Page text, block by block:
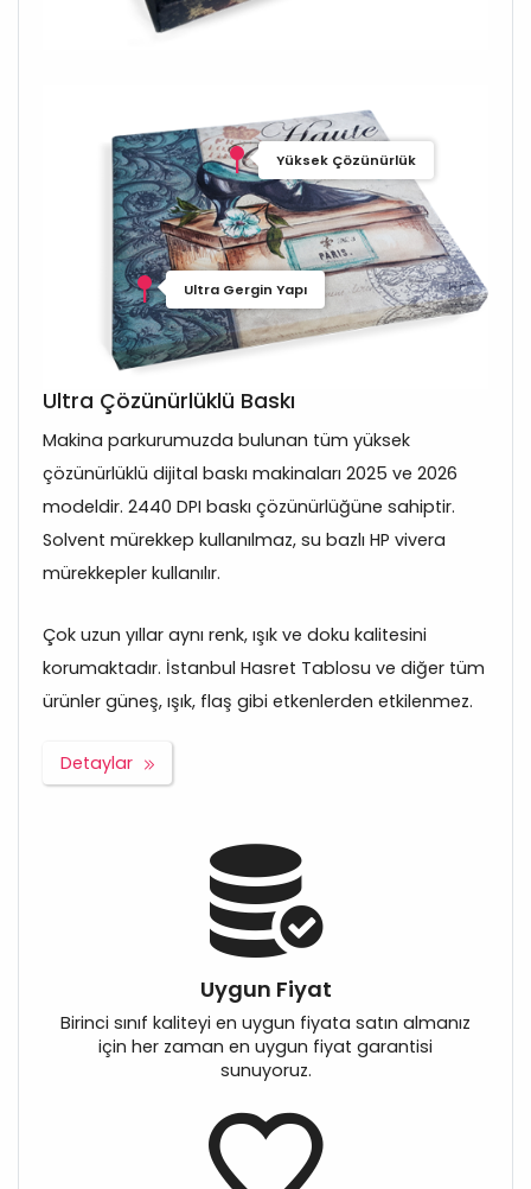
Yüksek Çözünürlük
Ultra Gergin Yapı
Ultra Çözünürlüklü Baskı
Makina parkurumuzda bulunan tüm yüksek
çözünürlüklü dijital baskı makinaları 2025 ve 2026
modeldir. 2440 DPI baskı çözünürlüğüne sahiptir.
Solvent mürekkep kullanılmaz, su bazlı HP vivera
mürekkepler kullanılır.
Çok uzun yıllar aynı renk, ışık ve doku kalitesini
korumaktadır. İstanbul Hasret Tablosu ve diğer tüm
ürünler güneş, ışık, flaş gibi etkenlerden etkilenmez.
Detaylar
Uygun Fiyat
Birinci sınıf kaliteyi en uygun fiyata satın almanız
için her zaman en uygun fiyat garantisi
sunuyoruz.